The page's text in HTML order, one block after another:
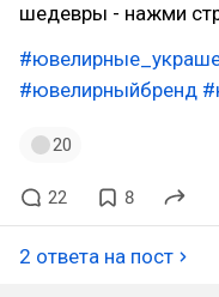
шедевры - нажми
#ювелирныйбренд
20
22 8
2 ответа на пост